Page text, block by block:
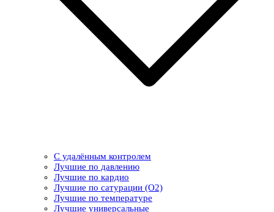
С удалённым контролем
Лучшие по давлению
Лучшие по кардио
Лучшие по сатурации (О2)
Лучшие по температуре
Лучшие универсальные